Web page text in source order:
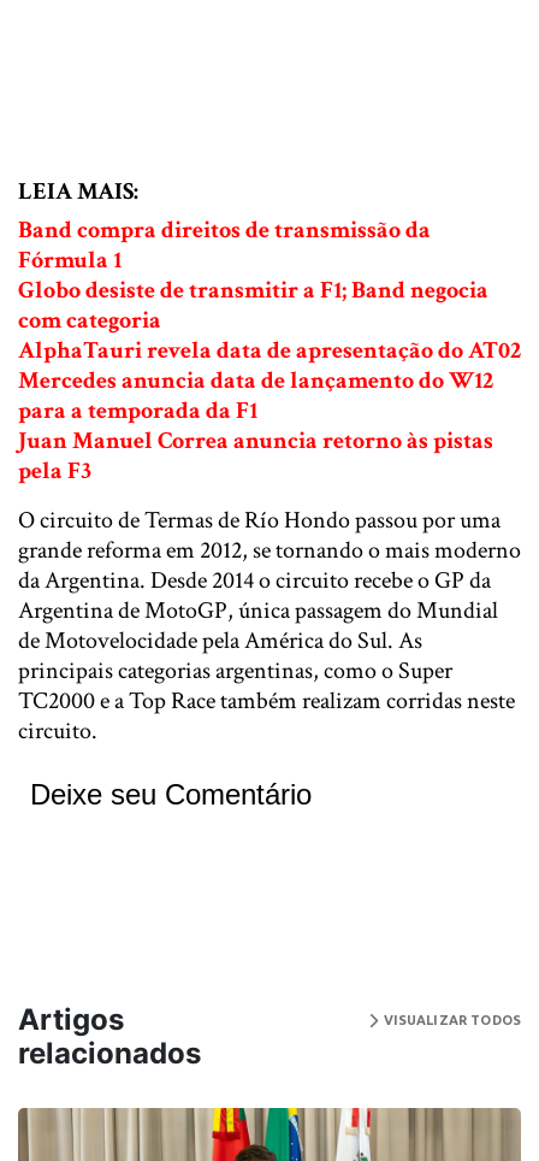
LEIA MAIS:
Band compra direitos de transmissão da
Fórmula 1
Globo desiste de transmitir a F1; Band negocia
com categoria
AlphaTauri revela data de apresentação do AT02
Mercedes anuncia data de lançamento do W12
para a temporada da F1
Juan Manuel Correa anuncia retorno às pistas
pela F3
O circuito de Termas de Río Hondo passou por uma
grande reforma em 2012, se tornando o mais moderno
da Argentina. Desde 2014 o circuito recebe o GP da
Argentina de MotoGP, única passagem do Mundial
de Motovelocidade pela América do Sul. As
principais categorias argentinas, como o Super
TC2000 e a Top Race também realizam corridas neste
circuito.
Deixe seu Comentário
Artigos
relacionados
VISUALIZAR TODOS